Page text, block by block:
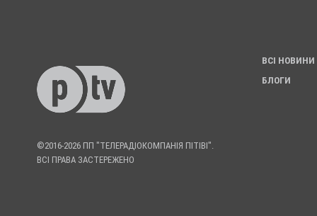
©2016-2026 ПП "ТЕЛЕРАДІОКОМПАНІЯ ПІТІВІ".
ВСІ ПРАВА ЗАСТЕРЕЖЕНО
ВСІ НОВИНИ
БЛОГИ